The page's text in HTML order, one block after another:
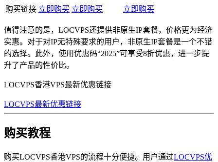
购买链接 立即购买 立即购买 立即购买
值得注意的是，LOCVPS还提供非原生IP套餐，价格更为经济
实惠。对于对IP无特殊要求的用户，非原生IP套餐是一个不错
的选择。此外，使用优惠码“2025”可享受8折优惠，进一步提
升了产品的性价比。
LOCVPS香港VPS最新优惠链接
LOCVPS最新优惠链接
购买教程
购买LOCVPS香港VPS的流程十分便捷。用户通过LOCVPS优